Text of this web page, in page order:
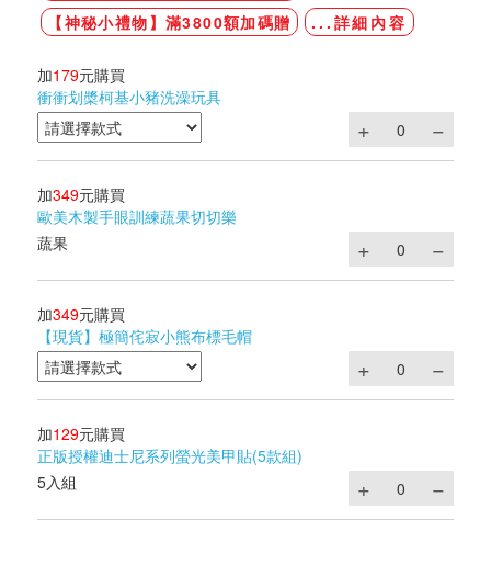
【神秘小禮物】滿3800額加碼贈
...詳細內容
加179元購買
衝衝划槳柯基小豬洗澡玩具
加349元購買
歐美木製手眼訓練蔬果切切樂
蔬果
加349元購買
【現貨】極簡侘寂小熊布標毛帽
加129元購買
正版授權迪士尼系列螢光美甲貼(5款組)
5入組